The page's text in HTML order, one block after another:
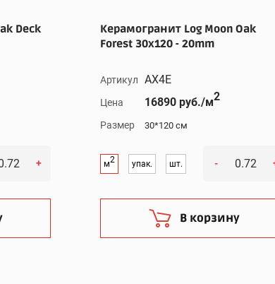
Deck
+
Керамогранит Log Moon Oak
Forest 30x120 - 20mm
Артикул AX4E
Цена 16890 руб./м2
Размер 30*120 см
м2 упак. шт. -
В корзину